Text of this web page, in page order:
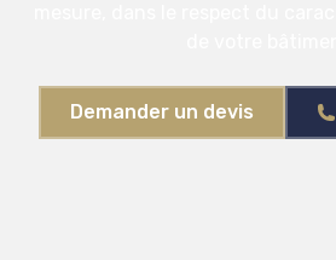
Demander un devis